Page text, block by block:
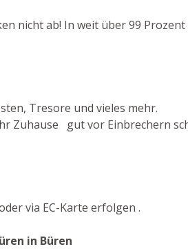
nicht ab! In weit über 99
Tresore und vieles mehr.
Zuhause gut vor Einbrechern
via EC-Karte erfolgen .
in Büren